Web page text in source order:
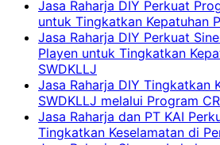
Jasa Raharja DIY Perkuat
untuk Tingkatkan Kepatuhan
Jasa Raharja DIY Perkuat
Playen untuk Tingkatkan
SWDKLLJ
Jasa Raharja DIY Tingkatkan
SWDKLLJ melalui Program
Jasa Raharja dan PT KAI
Tingkatkan Keselamatan di